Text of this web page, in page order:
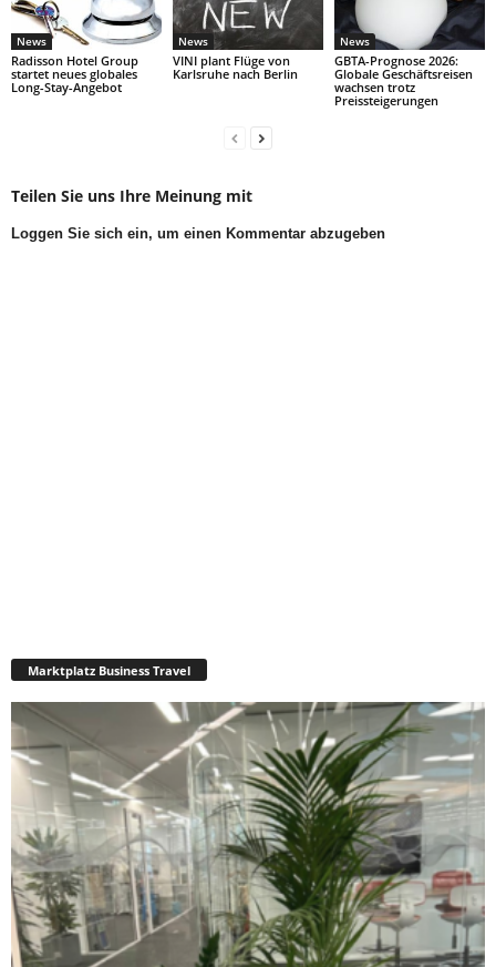
News
Radisson Hotel Group
startet neues globales
Long-Stay-Angebot
News
VINI plant Flüge von
Karlsruhe nach Berlin
News
GBTA-Prognose 2026:
Globale Geschäftsreisen
wachsen trotz
Preissteigerungen
Teilen Sie uns Ihre Meinung mit
Loggen Sie sich ein, um einen Kommentar abzugeben
Marktplatz Business Travel